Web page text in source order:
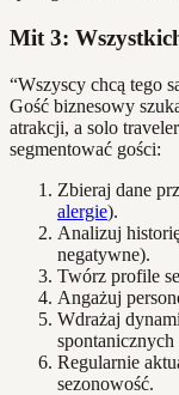
Mit 3:
“Wszyscy chcą tego
Gość biznesowy
atrakcji, a solo
segmentować gości:
Zbieraj dane
alergie).
Analizuj
negatywne).
Twórz profile
Angażuj
Wdrażaj
Regularnie
sezonowość.